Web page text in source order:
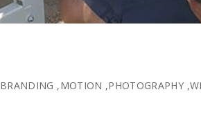
INVERTERES KLÍMA AKCIÓ SZERELÉSSEL
BRANDING ,MOTION ,PHOTOGRAPHY ,